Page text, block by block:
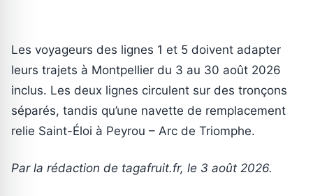
Les voyageurs des lignes 1 et 5 doivent adapter
leurs trajets à Montpellier du 3 au 30 août 2026
inclus. Les deux lignes circulent sur des tronçons
séparés, tandis qu’une navette de remplacement
relie Saint-Éloi à Peyrou – Arc de Triomphe.
Par la rédaction de tagafruit.fr, le 3 août 2026.